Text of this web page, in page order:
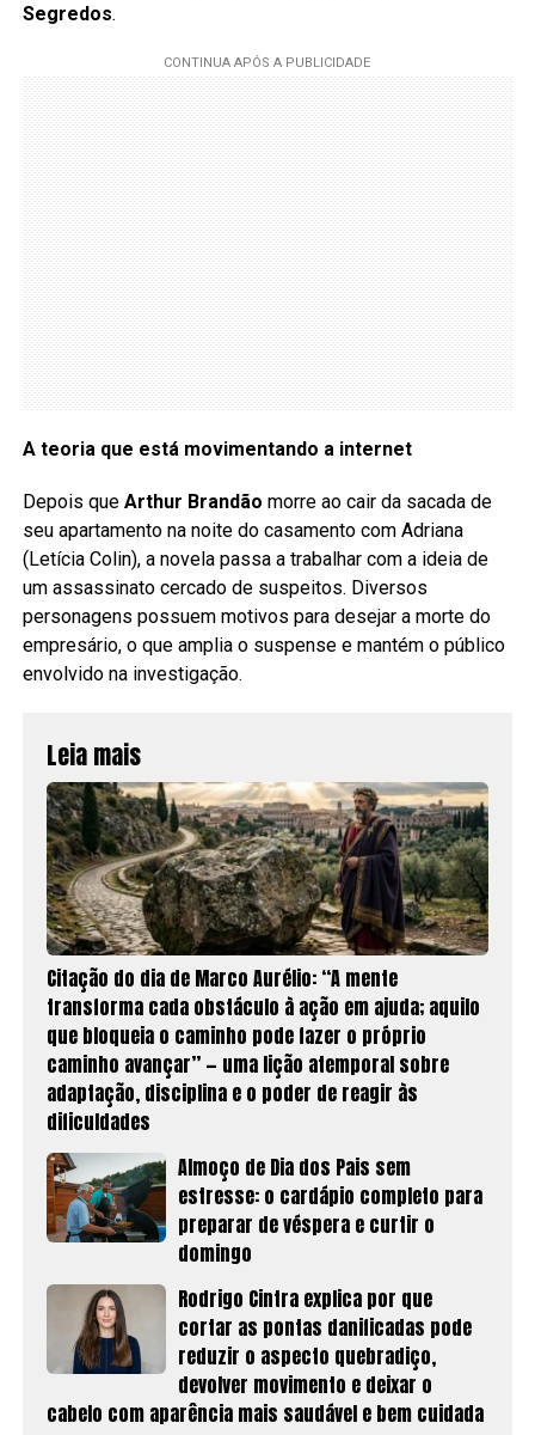
Segredos.
A teoria que está movimentando a internet
Depois que Arthur Brandão morre ao cair da sacada de
seu apartamento na noite do casamento com Adriana
(Letícia Colin), a novela passa a trabalhar com a ideia de
um assassinato cercado de suspeitos. Diversos
personagens possuem motivos para desejar a morte do
empresário, o que amplia o suspense e mantém o público
envolvido na investigação.
Leia mais
Citação do dia de Marco Aurélio: “A mente
transforma cada obstáculo à ação em ajuda; aquilo
que bloqueia o caminho pode fazer o próprio
caminho avançar” — uma lição atemporal sobre
adaptação, disciplina e o poder de reagir às
dificuldades
Almoço de Dia dos Pais sem
estresse: o cardápio completo para
preparar de véspera e curtir o
domingo
Rodrigo Cintra explica por que
cortar as pontas danificadas pode
reduzir o aspecto quebradiço,
devolver movimento e deixar o
cabelo com aparência mais saudável e bem cuidada